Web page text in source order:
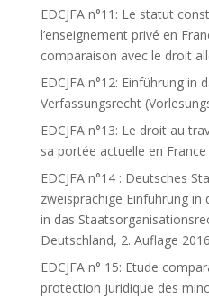
EDCJFA n°11: Le statut
l’enseignement privé en
comparaison avec le droit
EDCJFA n°12: Einführung in
Verfassungsrecht
EDCJFA n°13: Le droit au
sa portée actuelle en
EDCJFA n°14 : Deutsches
zweisprachige Einführung in
in das
Deutschland, 2. Auflage 2016
EDCJFA n° 15: Etude
protection juridique des